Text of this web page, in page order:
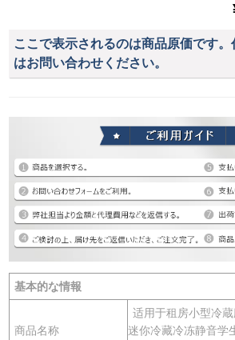
ここで表示されるのは商品原価です
はお問い合わせください。
基本的な情報
商品名称
适用于租房小型冷
迷你冷藏冷冻静音学